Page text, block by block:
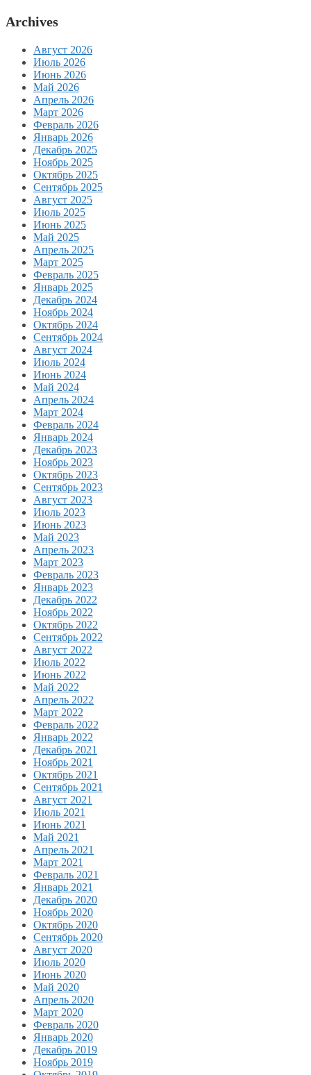
Archives
Август 2026
Июль 2026
Июнь 2026
Май 2026
Апрель 2026
Март 2026
Февраль 2026
Январь 2026
Декабрь 2025
Ноябрь 2025
Октябрь 2025
Сентябрь 2025
Август 2025
Июль 2025
Июнь 2025
Май 2025
Апрель 2025
Март 2025
Февраль 2025
Январь 2025
Декабрь 2024
Ноябрь 2024
Октябрь 2024
Сентябрь 2024
Август 2024
Июль 2024
Июнь 2024
Май 2024
Апрель 2024
Март 2024
Февраль 2024
Январь 2024
Декабрь 2023
Ноябрь 2023
Октябрь 2023
Сентябрь 2023
Август 2023
Июль 2023
Июнь 2023
Май 2023
Апрель 2023
Март 2023
Февраль 2023
Январь 2023
Декабрь 2022
Ноябрь 2022
Октябрь 2022
Сентябрь 2022
Август 2022
Июль 2022
Июнь 2022
Май 2022
Апрель 2022
Март 2022
Февраль 2022
Январь 2022
Декабрь 2021
Ноябрь 2021
Октябрь 2021
Сентябрь 2021
Август 2021
Июль 2021
Июнь 2021
Май 2021
Апрель 2021
Март 2021
Февраль 2021
Январь 2021
Декабрь 2020
Ноябрь 2020
Октябрь 2020
Сентябрь 2020
Август 2020
Июль 2020
Июнь 2020
Май 2020
Апрель 2020
Март 2020
Февраль 2020
Январь 2020
Декабрь 2019
Ноябрь 2019